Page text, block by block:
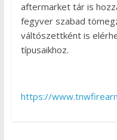
aftermarket tár is
fegyver szabad
váltószettként is
típusaikhoz.
https://